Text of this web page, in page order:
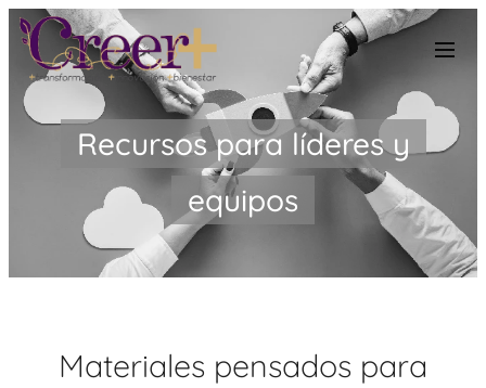
Recursos para líderes y
equipos
Materiales pensados para